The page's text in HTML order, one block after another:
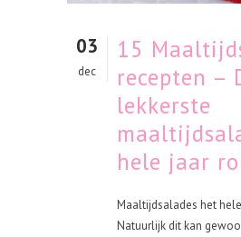
03
dec
15
recepten –
lekkerste
hele jaar
Maaltijdsalades het
Natuurlijk dit kan